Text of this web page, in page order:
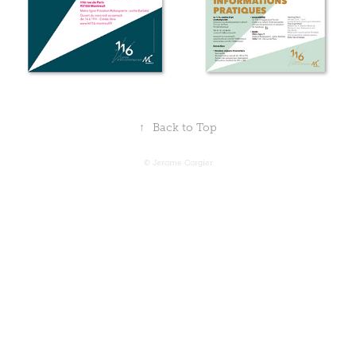
↑ Back to Top
© Jerome Corgier